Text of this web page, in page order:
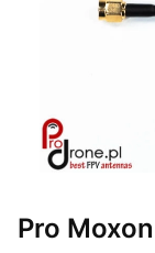
Pro